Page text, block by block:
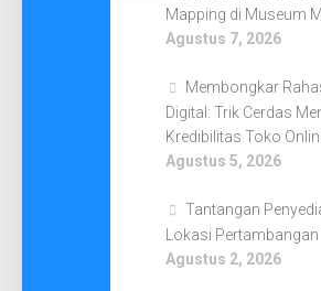
Mapping di Museum
Agustus 7, 2026
Membongkar
Digital: Trik Cerdas
Kredibilitas Toko
Agustus 5, 2026
Tantangan
Lokasi Pertambangan
Agustus 2, 2026